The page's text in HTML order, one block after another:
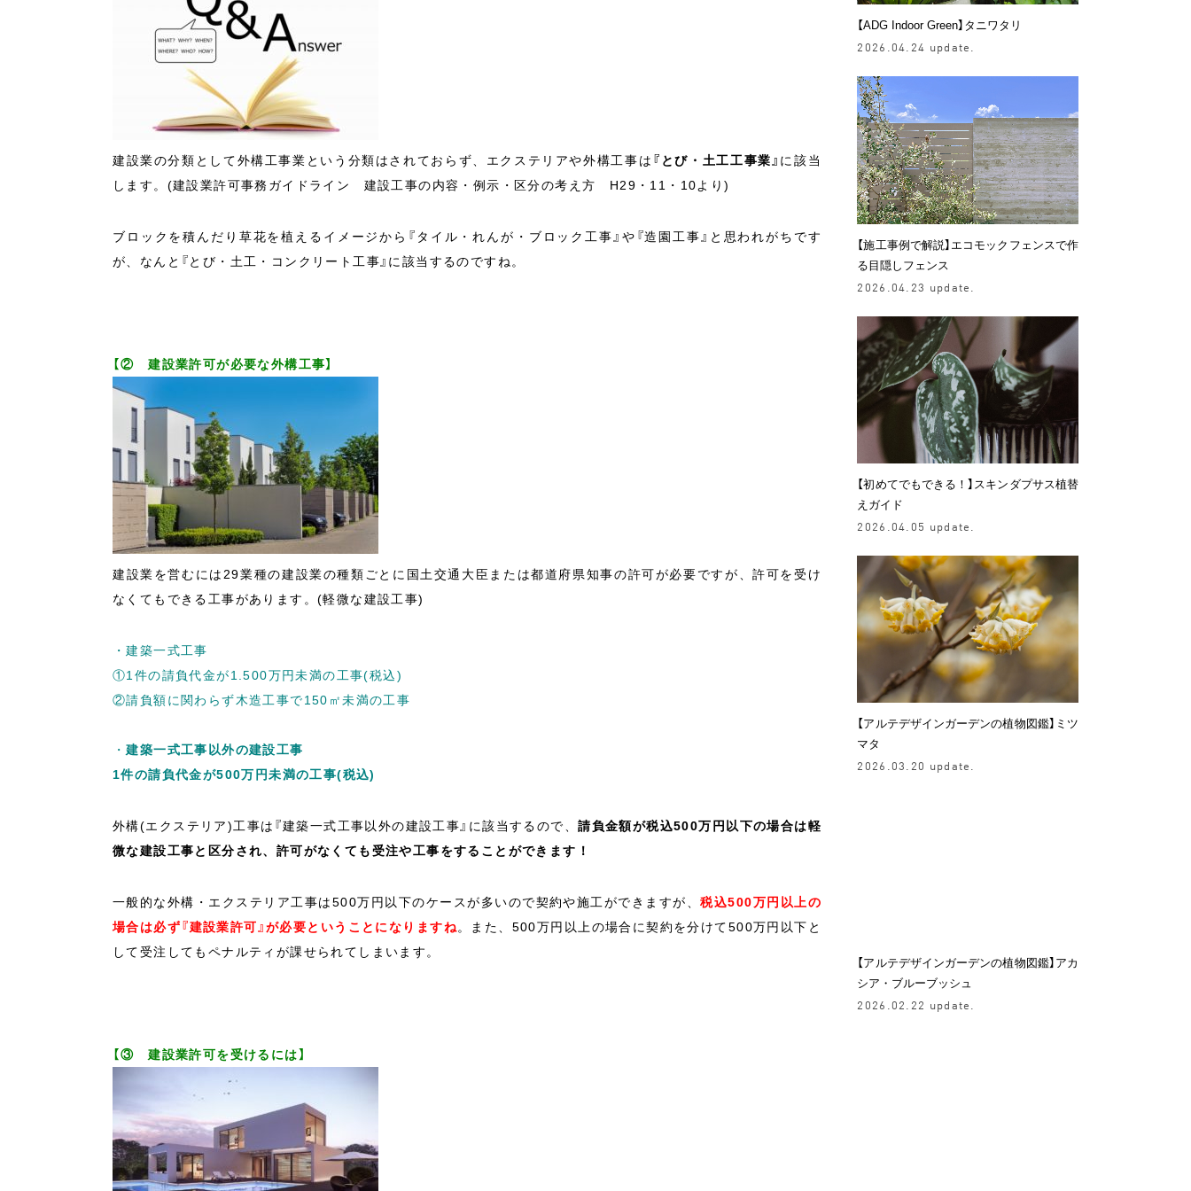
建設業の分類として外構工事業という分類はされておらず、エクステリアや外構工事は 『とび・土工工事業』 に該当
します。(建設業許可事務ガイドライン 建設工事の内容・例示・区分の考え方 H29・11・10より)
ブロックを積んだり草花を植えるイメージから『タイル・れんが・ブロック工事』や『造園工事』と思われがちです
が、なんと『とび・土工・コンクリート工事』に該当するのですね。
【② 建設業許可が必要な外構工事】
建設業を営むには29業種の建設業の種類ごとに国土交通大臣または都道府県知事の許可が必要ですが、許可を受け
なくてもできる工事があります。(軽微な建設工事)
・建築一式工事
①1件の請負代金が1.500万円未満の工事(税込)
②請負額に関わらず木造工事で150㎡未満の工事
・建築一式工事以外の建設工事
1件の請負代金が500万円未満の工事(税込)
外構(エクステリア)工事は『建築一式工事以外の建設工事』に該当するので、請負金額が税込500万円以下の場合は軽
微な建設工事と区分され、許可がなくても受注や工事をすることができます！
一般的な外構・エクステリア工事は500万円以下のケースが多いので契約や施工ができますが、税込500万円以上の
場合は必ず『建設業許可』が必要ということになりますね。また、500万円以上の場合に契約を分けて500万円以下と
して受注してもペナルティが課せられてしまいます。
【③ 建設業許可を受けるには】
【ADG Indoor Green】タニワタリ
2026.04.24 update.
【施工事例で解説】エコモックフェンスで作
る目隠しフェンス
2026.04.23 update.
【初めてでもできる！】スキンダプサス植替
えガイド
2026.04.05 update.
【アルテデザインガーデンの植物図鑑】ミツ
マタ
2026.03.20 update.
【アルテデザインガーデンの植物図鑑】アカ
シア・ブルーブッシュ
2026.02.22 update.